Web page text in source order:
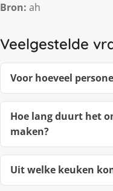
Bron: ah
Veelgestelde
Voor hoeveel
Hoe lang duurt het
maken?
Uit welke keuken